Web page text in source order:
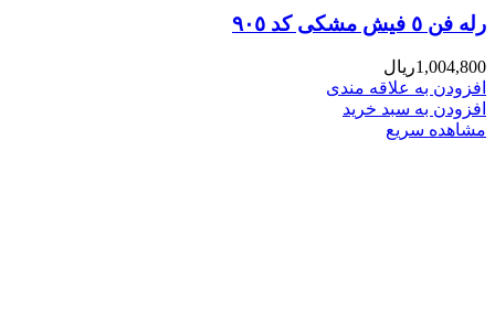
رله فن ٥ فیش مشکى کد ٩٠٥
1,004,800ریال
افزودن به علاقه مندی
افزودن به سبد خرید
مشاهده سریع